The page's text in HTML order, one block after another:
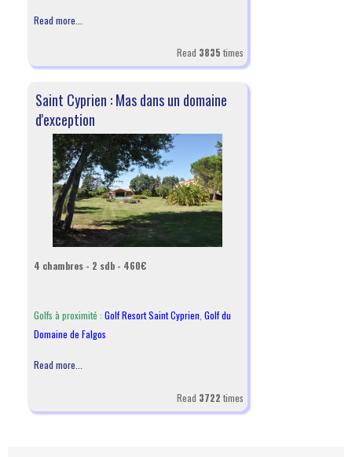
Read more...
Read 3835 times
Saint Cyprien : Mas dans un domaine
d'exception
4 chambres - 2 sdb - 460€
Golfs à proximité : Golf Resort Saint Cyprien Golf du
Domaine de Falgos
Read more...
Read 3722 times